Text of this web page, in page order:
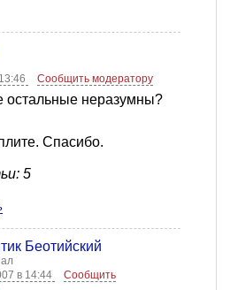
Сообщить модератору
остальные неразумны?
Спасибо.
5
Беотийский
в 14:44
Сообщить